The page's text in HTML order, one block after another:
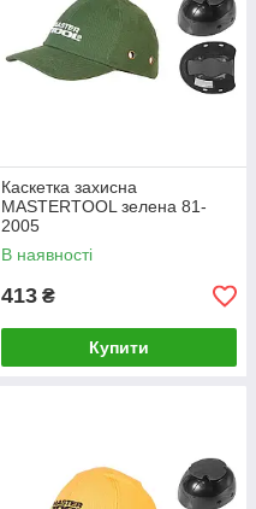
Каскетка захисна
MASTERTOOL зелена 81-
2005
В наявності
413 ₴
Купити